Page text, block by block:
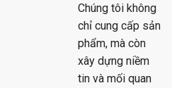
Chúng tôi không
chỉ cung cấp sản
phẩm, mà còn
xây dựng niềm
tin và mối quan